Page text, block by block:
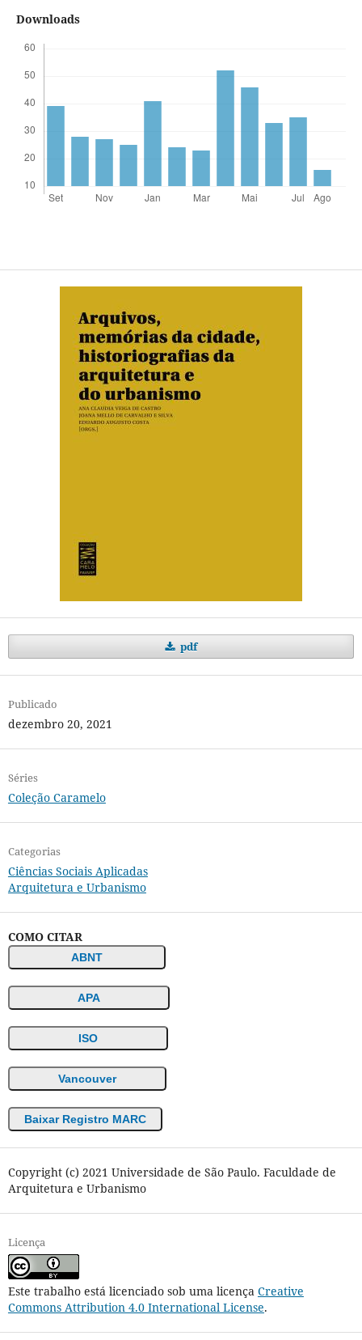
Downloads
pdf
Publicado
dezembro 20, 2021
Séries
Coleção Caramelo
Categorias
Ciências Sociais Aplicadas
Arquitetura e Urbanismo
COMO CITAR
ABNT
APA
ISO
Vancouver
Baixar Registro MARC
Copyright (c) 2021 Universidade de São Paulo. Faculdade de
Arquitetura e Urbanismo
Licença
Este trabalho está licenciado sob uma licença Creative
Commons Attribution 4.0 International License.